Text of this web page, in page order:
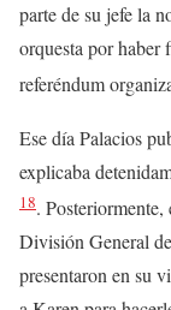
parte de su jefe la
orquesta por haber
referéndum
Ese día Palacios
explicaba
18.
División General
presentaron en su